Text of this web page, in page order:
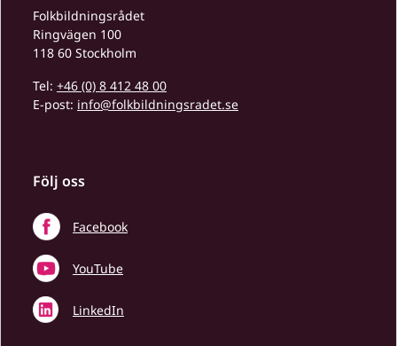
Folkbildningsrådet
Ringvägen 100
118 60 Stockholm
Tel: +46 (0) 8 412 48 00
E-post: info@folkbildningsradet.se
Följ oss
Facebook
YouTube
LinkedIn